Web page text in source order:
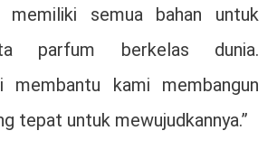
memiliki semua bahan untuk
parfum berkelas dunia.
membantu kami membangun
tepat untuk mewujudkannya.”